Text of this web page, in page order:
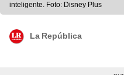
inteligente. Foto: Disney Plus
La República